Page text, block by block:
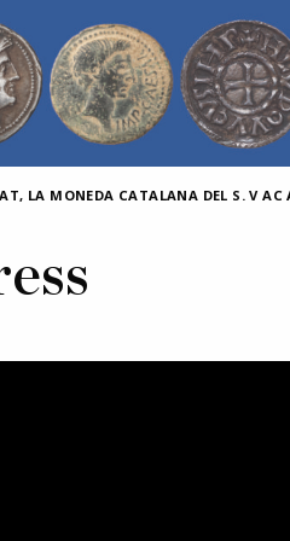
LA MONEDA CATALANA DEL S. V AC